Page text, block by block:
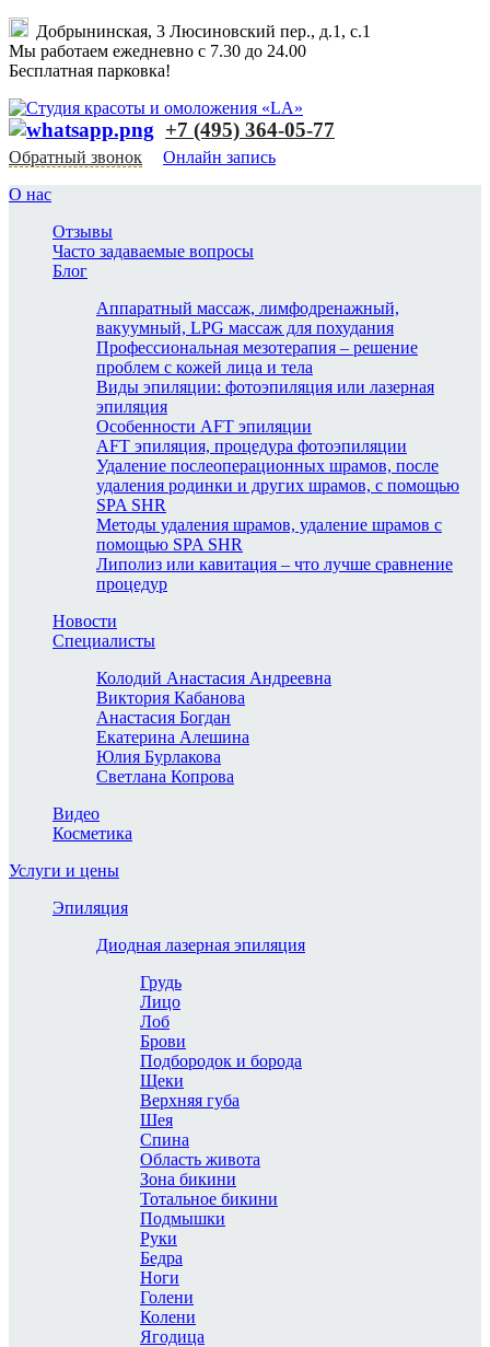
Добрынинская, 3 Люсиновский пер., д.1, с.1
Мы работаем ежедневно с 7.30 до 24.00
Бесплатная парковка!
+7 (495) 364-05-77
Обратный звонок
Онлайн запись
О нас
Отзывы
Часто задаваемые вопросы
Блог
Аппаратный массаж, лимфодренажный,
вакуумный, LPG массаж для похудания
Профессиональная мезотерапия – решение
проблем с кожей лица и тела
Виды эпиляции: фотоэпиляция или лазерная
эпиляция
Особенности AFT эпиляции
AFT эпиляция, процедура фотоэпиляции
Удаление послеоперационных шрамов, после
удаления родинки и других шрамов, с помощью
SPA SHR
Методы удаления шрамов, удаление шрамов с
помощью SPA SHR
Липолиз или кавитация – что лучше сравнение
процедур
Новости
Специалисты
Колодий Анастасия Андреевна
Виктория Кабанова
Анастасия Богдан
Екатерина Алешина
Юлия Бурлакова
Светлана Копрова
Видео
Косметика
Услуги и цены
Эпиляция
Диодная лазерная эпиляция
Грудь
Лицо
Лоб
Брови
Подбородок и борода
Щеки
Верхняя губа
Шея
Спина
Область живота
Зона бикини
Тотальное бикини
Подмышки
Руки
Бедра
Ноги
Голени
Колени
Ягодица